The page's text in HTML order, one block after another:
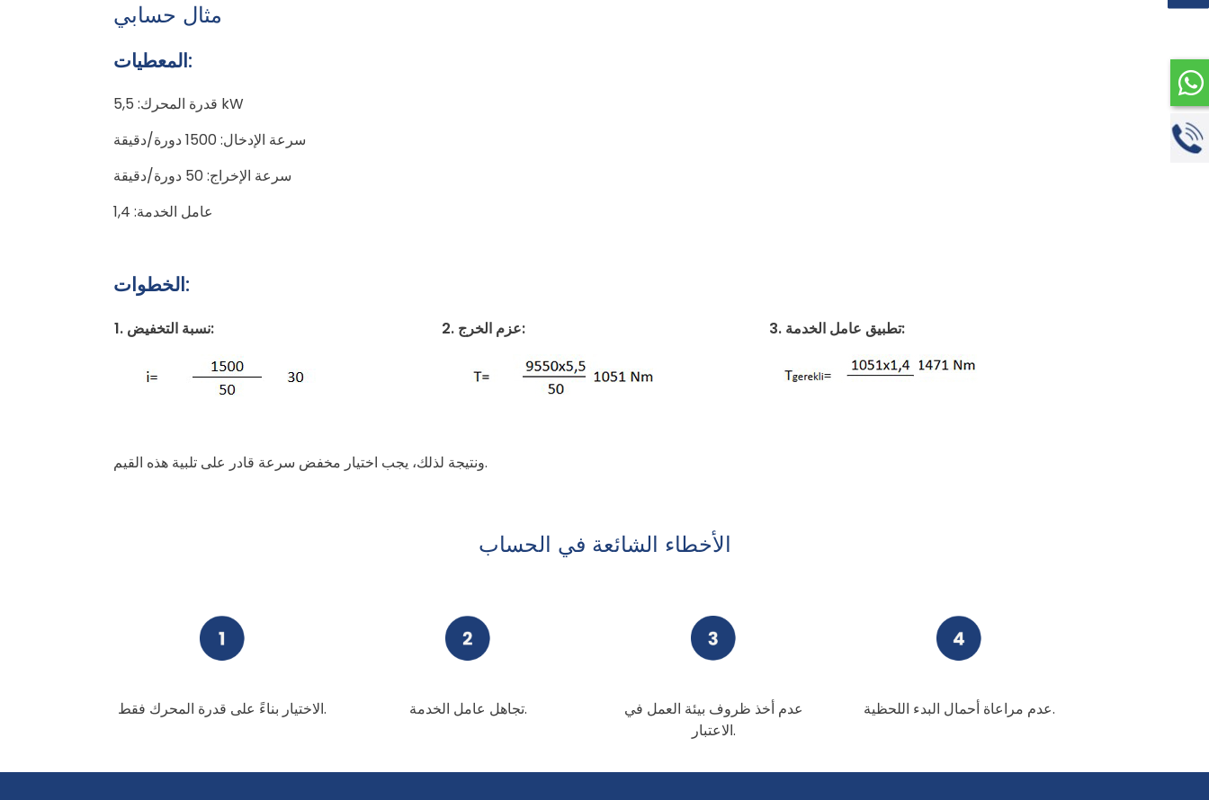
مثال حسابي
المعطيات:
قدرة المحرك: 5,5 kW
سرعة الإدخال: 1500 دورة/دقيقة
سرعة الإخراج: 50 دورة/دقيقة
عامل الخدمة: 1,4
الخطوات:
1. نسبة التخفيض: 2. عزم الخرج: 3. تطبيق عامل الخدمة:
ونتيجة لذلك، يجب اختيار مخفض سرعة قادر على تلبية هذه القيم.
الأخطاء الشائعة في الحساب
الاختيار بناءً على قدرة المحرك فقط. تجاهل عامل الخدمة.
عدم أخذ ظروف بيئة العمل في
الاعتبار.
عدم مراعاة أحمال البدء اللحظية.